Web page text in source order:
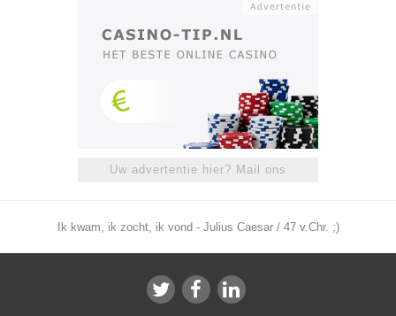
Uw advertentie hier? Mail ons
Ik kwam, ik zocht, ik vond - Julius Caesar / 47 v.Chr. ;)